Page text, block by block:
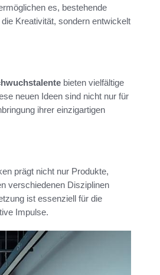
es, bestehende
Kreativität, sondern entwickelt
bieten vielfältige
neuen Ideen sind nicht nur für
ihrer einzigartigen
prägt nicht nur Produkte,
verschiedenen Disziplinen
ist essenziell für die
Impulse.